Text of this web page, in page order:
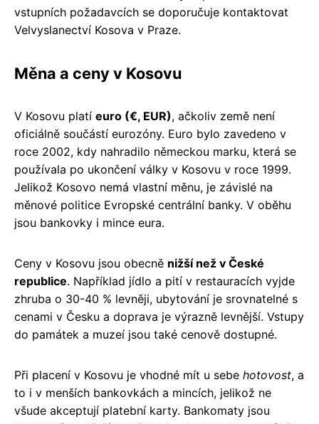
vstupních požadavcích se doporučuje kontaktovat
Velvyslanectví Kosova v Praze.
Měna a ceny v Kosovu
V Kosovu platí euro (€, EUR), ačkoliv země není
oficiálně součástí eurozóny. Euro bylo zavedeno v
roce 2002, kdy nahradilo německou marku, která se
používala po ukončení války v Kosovu v roce 1999.
Jelikož Kosovo nemá vlastní měnu, je závislé na
měnové politice Evropské centrální banky. V oběhu
jsou bankovky i mince eura.
Ceny v Kosovu jsou obecně nižší než v České
republice. Například jídlo a pití v restauracích vyjde
zhruba o 30-40 % levněji, ubytování je srovnatelné s
cenami v Česku a doprava je výrazně levnější. Vstupy
do památek a muzeí jsou také cenově dostupné.
Při placení v Kosovu je vhodné mít u sebe hotovost, a
to i v menších bankovkách a mincích, jelikož ne
všude akceptují platební karty. Bankomaty jsou